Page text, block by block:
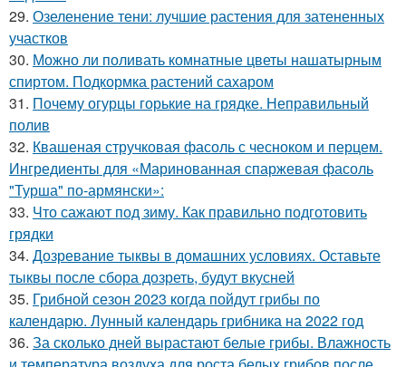
29. Озеленение тени: лучшие растения для затененных
участков
30. Можно ли поливать комнатные цветы нашатырным
спиртом. Подкормка растений сахаром
31. Почему огурцы горькие на грядке. Неправильный
полив
32. Квашеная стручковая фасоль с чесноком и перцем.
Ингредиенты для «Маринованная спаржевая фасоль
"Турша" по-армянски»:
33. Что сажают под зиму. Как правильно подготовить
грядки
34. Дозревание тыквы в домашних условиях. Оставьте
тыквы после сбора дозреть, будут вкусней
35. Грибной сезон 2023 когда пойдут грибы по
календарю. Лунный календарь грибника на 2022 год
36. За сколько дней вырастают белые грибы. Влажность